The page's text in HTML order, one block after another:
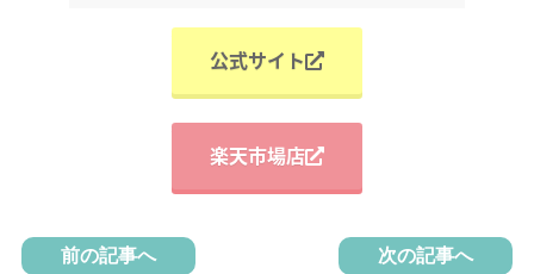
公式サイト
楽天市場店
前の記事へ 次の記事へ